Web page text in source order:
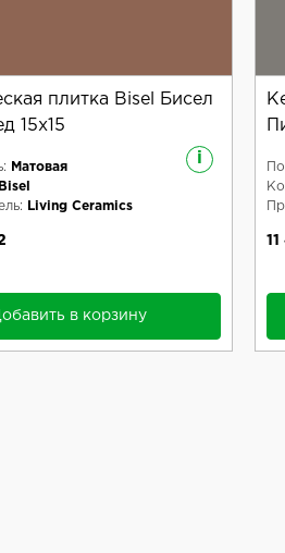
плитка Bisel Бисел
15x15
i
Матовая
Bisel
Living Ceramics
в корзину